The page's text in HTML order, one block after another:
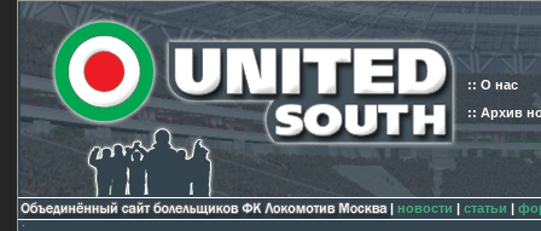
:: О нас
:: Архив
| новости | статьи |